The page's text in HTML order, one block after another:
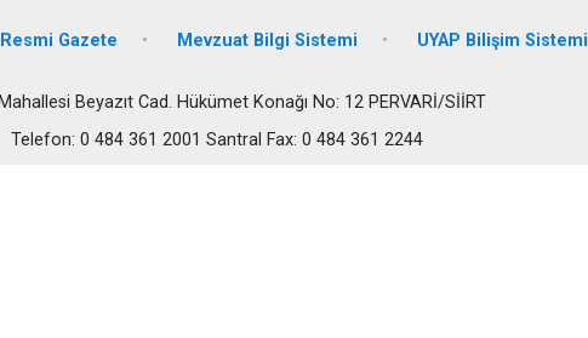
Resmi Gazete Mevzuat Bilgi Sistemi UYAP Bilişim Sistemi
Beyazıt Cad. Hükümet Konağı No: 12 PERVARİ/SİİRT
Telefon: 0 484 361 2001 Santral Fax: 0 484 361 2244